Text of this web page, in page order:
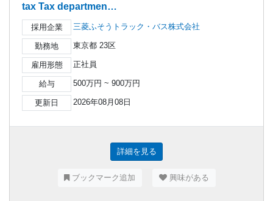
tax Tax departmen…
採用企業 三菱ふそうトラック・バス株式会社
勤務地 東京都 23区
雇用形態 正社員
給与 500万円 ~ 900万円
更新日 2026年08月08日
詳細を見る
ブックマーク追加 興味がある